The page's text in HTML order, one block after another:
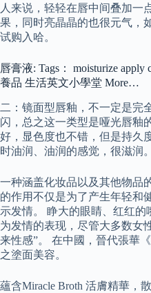
人来说，轻轻在唇中间叠加一
果，同时亮晶晶的也很元气，
试购入哈。
唇膏液: Tags： moisturize apply
養品 生活英文小學堂 More…
二：镜面型唇釉，不一定是完
闪，总之这一类型是哑光唇釉
好，显色度也不错，但是持久
时油润、油润的感觉，很滋润。
一种涵盖化妆品以及其他物品
的作用不仅是为了产生年轻和
示发情。 睁大的眼睛、红红
为发情的表现，尽管大多数女
来性感”。 在中國，晉代張華
之塗面美容。
蘊含Miracle Broth 活膚精華，